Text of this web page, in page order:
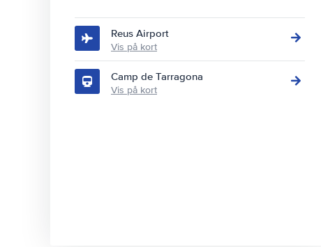
Reus Airport
Vis på kort
Camp de Tarragona
Vis på kort